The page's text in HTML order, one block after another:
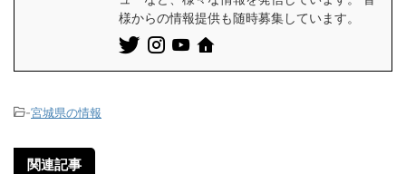
様からの情報提供も随時募集しています。
-宮城県の情報
関連記事